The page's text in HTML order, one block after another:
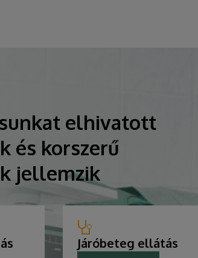
elhivatott
és korszerű
jellemzik
Járóbeteg ellátás